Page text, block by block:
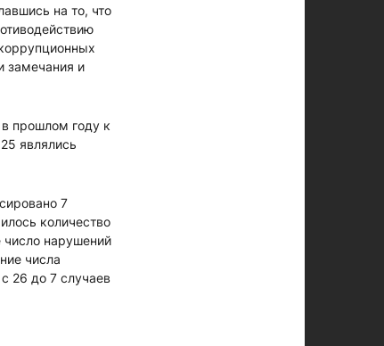
на то, что
замечания и
в прошлом году к
являлись
7
количество
нарушений
числа
26 до 7 случаев